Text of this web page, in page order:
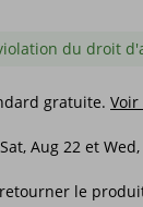
du droit
gratuite. Voir
Aug 22 et
le